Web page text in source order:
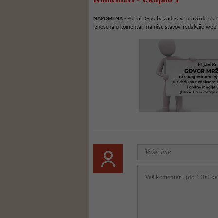
NAPOMENA - Portal Depo.ba zadržava pravo da
iznešena u komentarima nisu stavovi redakcije web